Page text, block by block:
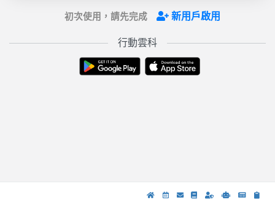
初次使用，請先完成 新用戶啟用
行動雲科